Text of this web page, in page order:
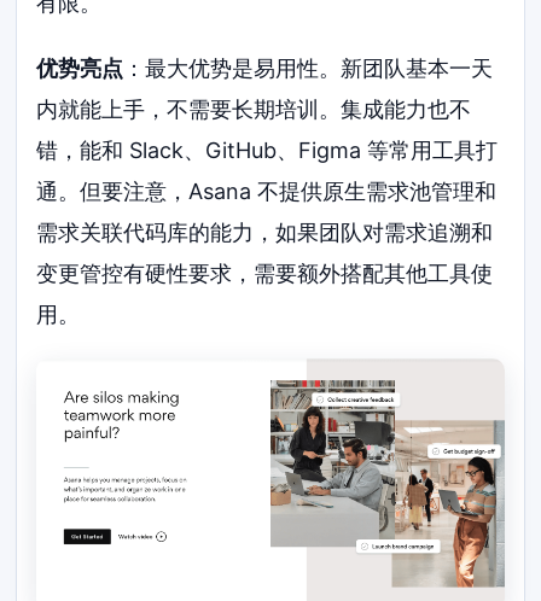
优势亮点 ：最大优势是易用性。新团队基本一天
内就能上手，不需要长期培训。集成能力也不
错，能和 Slack、GitHub、Figma 等常用工具打
通。但要注意，Asana 不提供原生需求池管理和
需求关联代码库的能力，如果团队对需求追溯和
变更管控有硬性要求，需要额外搭配其他工具使
用。